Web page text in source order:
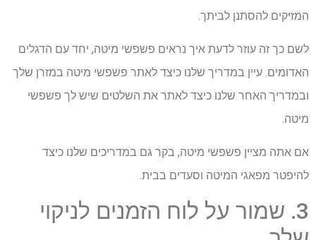
המזיקים להסתנן לביתך.
לשם כך זה עוזר לדעת איך נראים פשפשי מיטה, יחד עם הדגלים
האדומים. עיין במדריך שלנו כיצד לאתר פשפשי מיטה במזרן שלך
ובמדריך האחר שלנו כיצד לאתר את השלטים שיש לך פשפשי
מיטה.
אם אתה מציין פשפשי מיטה, בקר גם במדריכים שלנו כיצד
להיפטר מפאגי המיטה וסעדים בבית.
3. שמור על לוח הזמנים לניקוי